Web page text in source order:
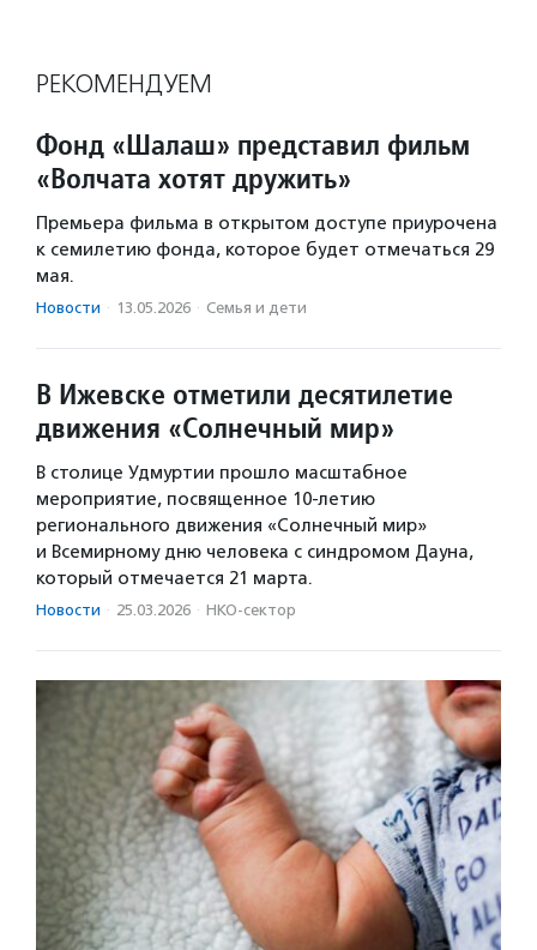
РЕКОМЕНДУЕМ
Фонд «Шалаш» представил фильм
«Волчата хотят дружить»
Премьера фильма в открытом доступе приурочена
к семилетию фонда, которое будет отмечаться 29
мая.
Новости · 13.05.2026 · Семья и дети
В Ижевске отметили десятилетие
движения «Солнечный мир»
В столице Удмуртии прошло масштабное
мероприятие, посвященное 10‑летию
регионального движения «Солнечный мир»
и Всемирному дню человека с синдромом Дауна,
который отмечается 21 марта.
Новости · 25.03.2026 · НКО-сектор